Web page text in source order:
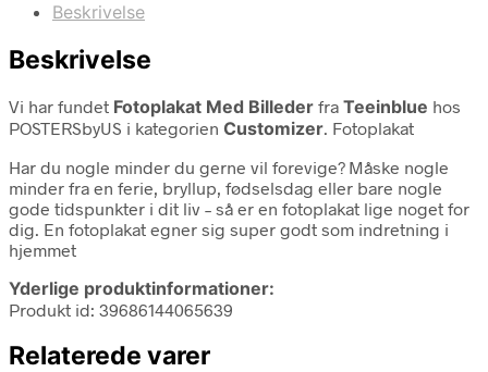
Beskrivelse
Beskrivelse
Vi har fundet Fotoplakat Med Billeder fra Teeinblue hos
POSTERSbyUS i kategorien Customizer. Fotoplakat
Har du nogle minder du gerne vil forevige? Måske nogle
minder fra en ferie, bryllup, fødselsdag eller bare nogle
gode tidspunkter i dit liv – så er en fotoplakat lige noget for
dig. En fotoplakat egner sig super godt som indretning i
hjemmet
Yderlige produktinformationer:
Produkt id: 39686144065639
Relaterede varer